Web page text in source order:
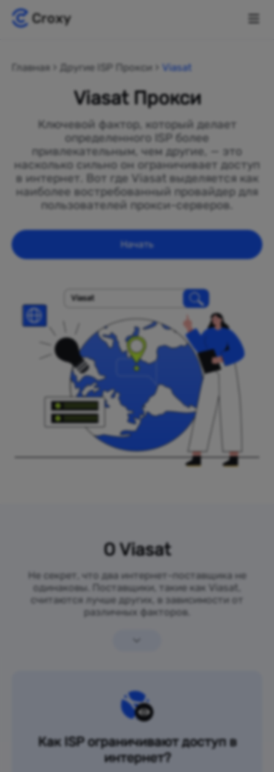
Главная Другие ISP Прокси Viasat
Viasat Прокси
Ключевой фактор, который делает
определенного ISP более
привлекательным, чем другие, — это
насколько сильно он ограничивает доступ
в интернет. Вот где Viasat выделяется как
наиболее востребованный провайдер для
пользователей прокси-серверов.
Начать
Viasat
О Viasat
Не секрет, что два интернет-поставщика не
одинаковы. Поставщики, такие как Viasat,
считаются лучше других, в зависимости от
различных факторов.
Как ISP ограничивают доступ в
интернет?